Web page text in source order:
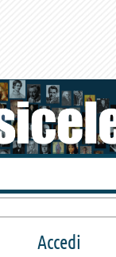
Accedi